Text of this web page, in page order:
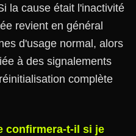
la cause était l'inactivité
revient en général
d'usage normal, alors
à des signalements
complète
confirmera-t-il si je